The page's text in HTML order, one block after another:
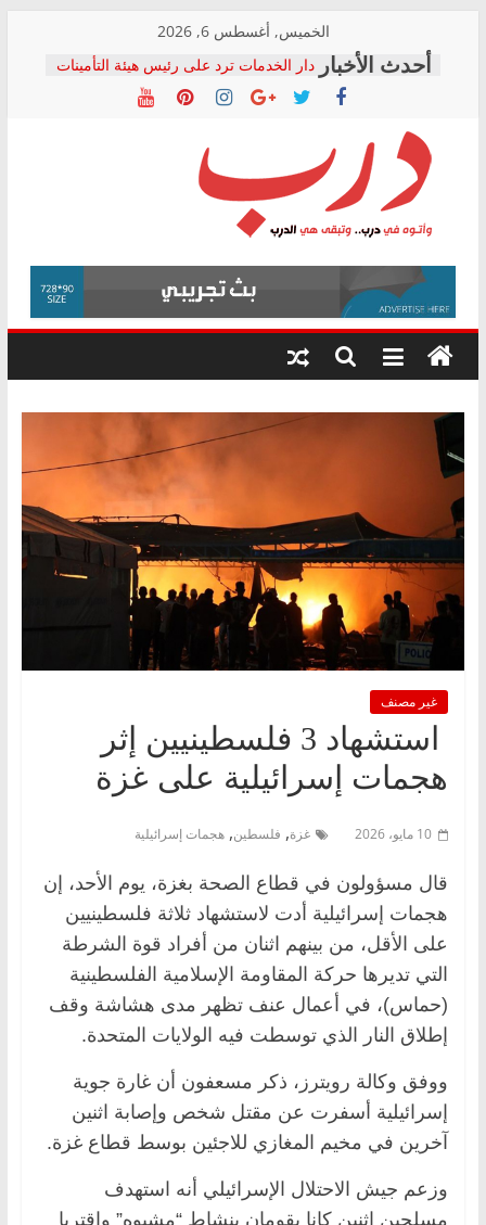
content
الخميس, أغسطس 6, 2026
دار الخدمات ترد على رئيس هيئة التأمينات
بعد مؤتمره الصحفي: إنكار الأزمة لا ينهي
معاناة أصحاب المعاشات.. ونطالب بكشف
فرحات سليمان يكتب: القطاع الصحي إلى
أين؟
حزب التحالف الشعبي يطلق لجنة “الحق
في الصحة” بالإسكندرية لرصد الانتهاكات
ودعم المرضى
الوزاري لمدينة الصحفيين.. وانتهاء أعمال
إنشاء المبنى الإداري
المجلس القومي لحقوق الإنسان يعلن
متابعة قضية الدكتور محمد زهران.. ويؤكد:
قرينة البراءة وضمانات المحاكمة العادلة
درب
وأتوه
درب..
وتبقى
هي
غير مصنف
استشهاد 3 فلسطينيين إثر
هجمات إسرائيلية على غزة
10 مايو، 2026 غزة, فلسطين, هجمات إسرائيلية
قال مسؤولون في قطاع الصحة بغزة، يوم الأحد، إن
‌هجمات إسرائيلية أدت لاستشهاد ثلاثة فلسطينيين
على الأقل، من بينهم اثنان من أفراد قوة الشرطة
التي تديرها حركة المقاومة الإسلامية الفلسطينية
(حماس)، في أعمال عنف تظهر مدى هشاشة وقف
إطلاق النار الذي توسطت فيه الولايات المتحدة.
ووفق وكالة رويترز، ذكر مسعفون ​أن غارة جوية
إسرائيلية أسفرت عن مقتل شخص وإصابة اثنين
آخرين في مخيم المغازي ​للاجئين بوسط قطاع غزة.
وزعم جيش الاحتلال الإسرائيلي أنه استهدف
مسلحين اثنين كانا يقومان ⁠بنشاط “مشبوه” واقتربا